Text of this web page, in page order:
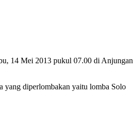
14 Mei 2013 pukul 07.00 di Anjungan
yang diperlombakan yaitu lomba Solo